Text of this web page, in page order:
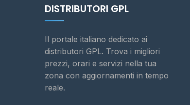
DISTRIBUTORI GPL
Il portale italiano dedicato ai
distributori GPL. Trova i migliori
prezzi, orari e servizi nella tua
zona con aggiornamenti in tempo
reale.